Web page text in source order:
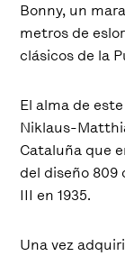
Bonny, un
metros de
clásicos de la
El alma de
Niklaus-
Cataluña que
del diseño 809
III en 1935.
Una vez